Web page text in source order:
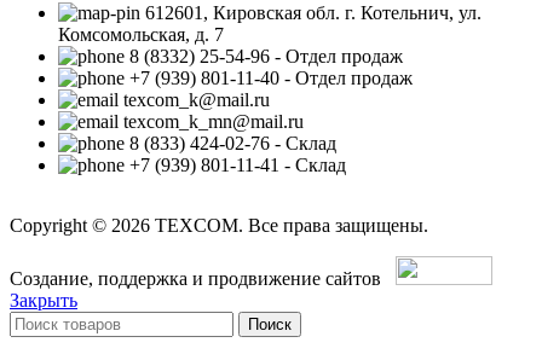
612601, Кировская обл. г. Котельнич, ул.
Комсомольская, д. 7
8 (8332) 25-54-96 - Отдел продаж
+7 (939) 801-11-40 - Отдел продаж
texcom_k@mail.ru
texcom_k_mn@mail.ru
8 (833) 424-02-76 - Склад
+7 (939) 801-11-41 - Склад
Copyright © 2026 TEXCOM. Все права защищены.
Создание, поддержка и продвижение сайтов
Закрыть
Поиск